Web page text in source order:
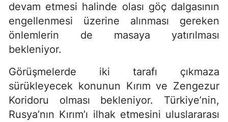
devam etmesi halinde olası göç dalgasının
engellenmesi üzerine alınması gereken
önlemlerin de masaya yatırılması
bekleniyor.
Görüşmelerde iki tarafı çıkmaza
sürükleyecek konunun Kırım ve Zengezur
Koridoru olması bekleniyor. Türkiye’nin,
Rusya’nın Kırım’ı ilhak etmesini uluslararası